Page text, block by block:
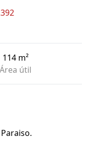
114 m²
Área útil